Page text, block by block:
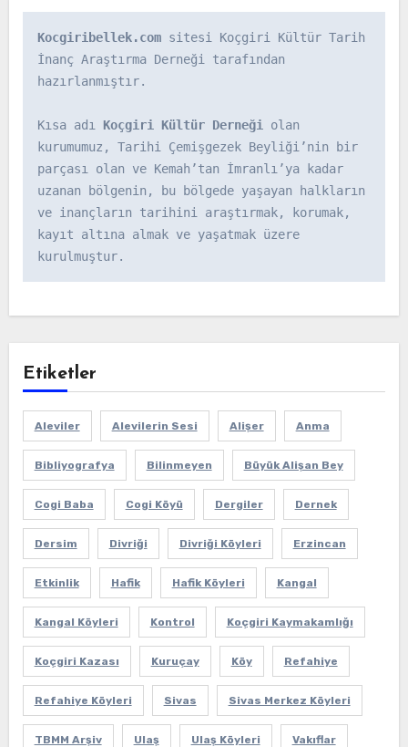
Kocgiribellek.com sitesi Koçgiri Kültür Tarih
İnanç Araştırma Derneği tarafından
hazırlanmıştır.
Kısa adı Koçgiri Kültür Derneği olan
kurumumuz, Tarihi Çemişgezek Beyliği’nin bir
parçası olan ve Kemah’tan İmranlı’ya kadar
uzanan bölgenin, bu bölgede yaşayan halkların
ve inançların tarihini araştırmak, korumak,
kayıt altına almak ve yaşatmak üzere
kurulmuştur.
Etiketler
Aleviler Alevilerin Sesi Alişer Anma
Bibliyografya Bilinmeyen Büyük Alişan Bey
Cogi Baba Cogi Köyü Dergiler Dernek
Dersim Divriği Divriği Köyleri Erzincan
Etkinlik Hafik Hafik Köyleri Kangal
Kangal Köyleri Kontrol Koçgiri Kaymakamlığı
Koçgiri Kazası Kuruçay Köy Refahiye
Refahiye Köyleri Sivas Sivas Merkez Köyleri
TBMM Arşiv Ulaş Ulaş Köyleri Vakıflar